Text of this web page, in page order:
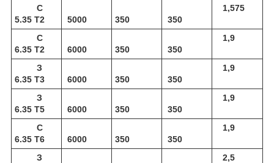
С
5.35 Т2
5000 350 350
1,575
С
6.35 Т2
6000 350 350
1,9
З
6.35 Т3
6000 350 350
1,9
З
6.35 Т5
6000 350 350
1,9
С
6.35 Т6
6000 350 350
1,9
З
2,5